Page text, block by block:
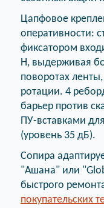
Цапфовое
оперативности:
фиксатором
Н, выдерживая
поворотах
ротации. 4
барьер против
ПУ-вставками
(уровень 35 дБ).
Сопира
"Ашана" или
быстрого
покупательских